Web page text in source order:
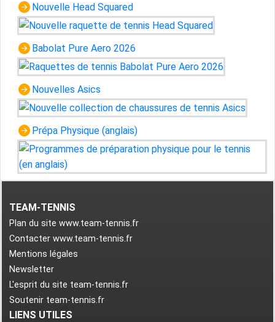
Nouvelle Head Squared
Babolat Pure Aero 2026
Nouvelles Asics
Prépa Physique (anglais)
TEAM-TENNIS
Plan du site www.team-tennis.fr
Contacter www.team-tennis.fr
Mentions légales
Newsletter
L'esprit du site team-tennis.fr
Soutenir team-tennis.fr
LIENS UTILES